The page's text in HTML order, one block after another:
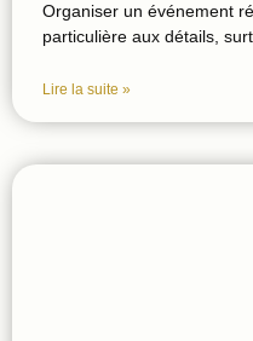
Organiser un événement
particulière aux détails,
Lire la suite »